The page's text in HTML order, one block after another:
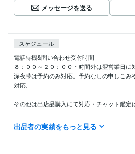
メッセージを送る
スケジュール
電話待機&問い合わせ受付時間
８：００～２０：００・時間外は翌営業日に
深夜帯は予約のみ対応。予約なしの申しこみ
対応。
その他は出店品購入にて対応・チャット鑑定
電話待機中は対応可能。待機していないとき
出品者の実績をもっと見る